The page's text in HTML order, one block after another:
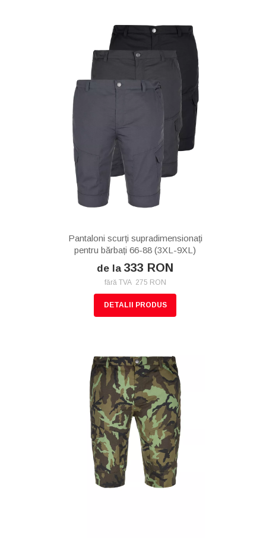
Pantaloni scurți supradimensionați
pentru bărbați 66-88 (3XL-9XL)
de la 333 RON
fără TVA 275 RON
DETALII PRODUS